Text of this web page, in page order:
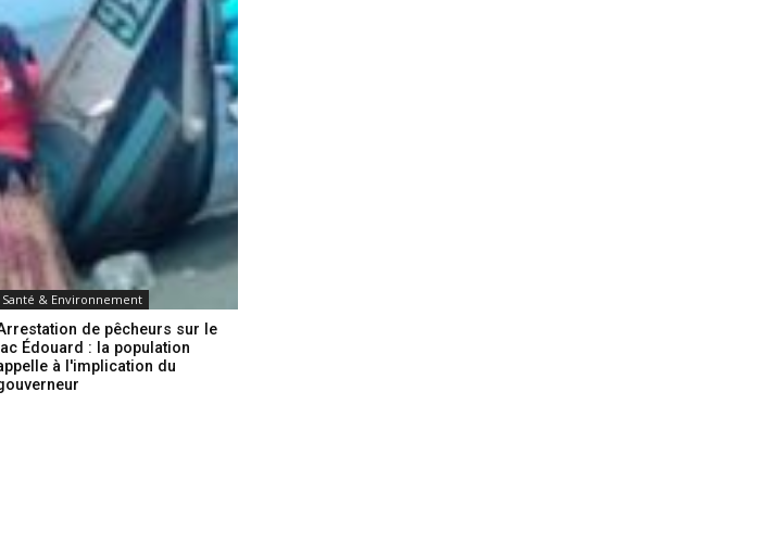
Santé & Environnement
de pêcheurs sur le
lac Édouard : la population
à l'implication du